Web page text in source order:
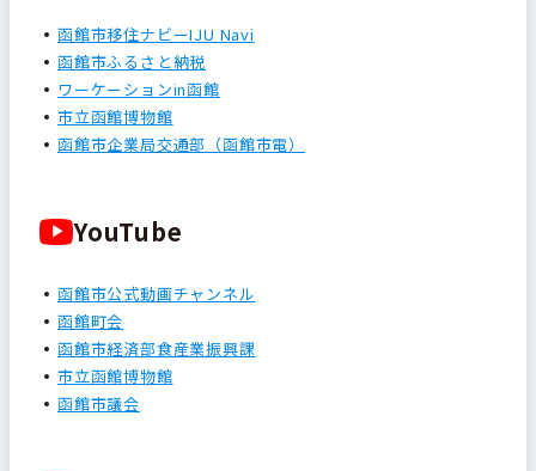
函館市移住ナビーIJU Navi
函館市ふるさと納税
ワーケーションin函館
市立函館博物館
函館市企業局交通部（函館市電）
YouTube
函館市公式動画チャンネル
函館町会
函館市経済部食産業振興課
市立函館博物館
函館市議会